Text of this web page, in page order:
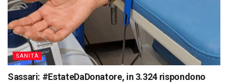
SANITÀ
Sassari: #EstateDaDonatore, in 3.324 rispondono